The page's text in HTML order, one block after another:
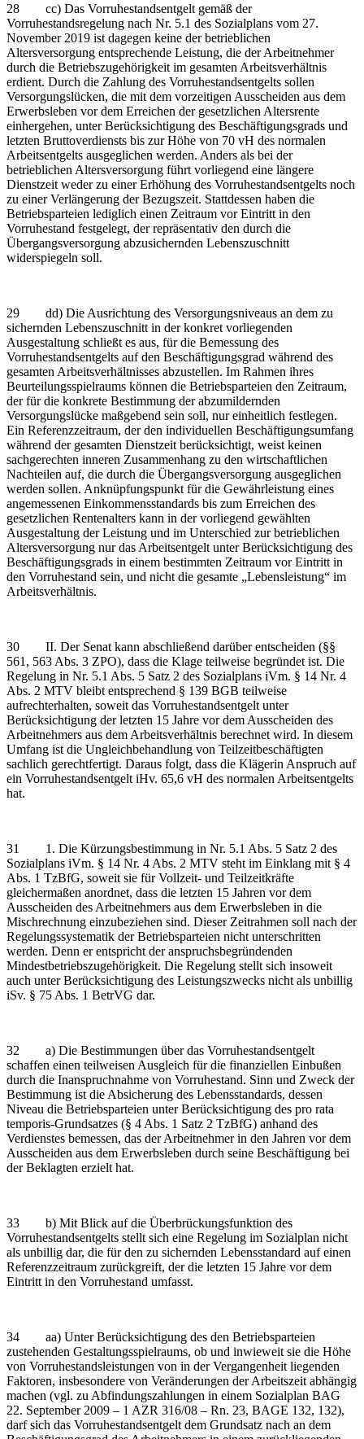
28 cc) Das Vorruhestandsentgelt gemäß der
Vorruhestandsregelung nach Nr. 5.1 des Sozialplans vom 27.
November 2019 ist dagegen keine der betrieblichen
Altersversorgung entsprechende Leistung, die der Arbeitnehmer
durch die Betriebszugehörigkeit im gesamten Arbeitsverhältnis
erdient. Durch die Zahlung des Vorruhestandsentgelts sollen
Versorgungslücken, die mit dem vorzeitigen Ausscheiden aus dem
Erwerbsleben vor dem Erreichen der gesetzlichen Altersrente
einhergehen, unter Berücksichtigung des Beschäftigungsgrads und
letzten Bruttoverdiensts bis zur Höhe von 70 vH des normalen
Arbeitsentgelts ausgeglichen werden. Anders als bei der
betrieblichen Altersversorgung führt vorliegend eine längere
Dienstzeit weder zu einer Erhöhung des Vorruhestandsentgelts noch
zu einer Verlängerung der Bezugszeit. Stattdessen haben die
Betriebsparteien lediglich einen Zeitraum vor Eintritt in den
Vorruhestand festgelegt, der repräsentativ den durch die
Übergangsversorgung abzusichernden Lebenszuschnitt
widerspiegeln soll.
29 dd) Die Ausrichtung des Versorgungsniveaus an dem zu
sichernden Lebenszuschnitt in der konkret vorliegenden
Ausgestaltung schließt es aus, für die Bemessung des
Vorruhestandsentgelts auf den Beschäftigungsgrad während des
gesamten Arbeitsverhältnisses abzustellen. Im Rahmen ihres
Beurteilungsspielraums können die Betriebsparteien den Zeitraum,
der für die konkrete Bestimmung der abzumildernden
Versorgungslücke maßgebend sein soll, nur einheitlich festlegen.
Ein Referenzzeitraum, der den individuellen Beschäftigungsumfang
während der gesamten Dienstzeit berücksichtigt, weist keinen
sachgerechten inneren Zusammenhang zu den wirtschaftlichen
Nachteilen auf, die durch die Übergangsversorgung ausgeglichen
werden sollen. Anknüpfungspunkt für die Gewährleistung eines
angemessenen Einkommensstandards bis zum Erreichen des
gesetzlichen Rentenalters kann in der vorliegend gewählten
Ausgestaltung der Leistung und im Unterschied zur betrieblichen
Altersversorgung nur das Arbeitsentgelt unter Berücksichtigung des
Beschäftigungsgrads in einem bestimmten Zeitraum vor Eintritt in
den Vorruhestand sein, und nicht die gesamte „Lebensleistung“ im
Arbeitsverhältnis.
30 II. Der Senat kann abschließend darüber entscheiden (§§
561, 563 Abs. 3 ZPO), dass die Klage teilweise begründet ist. Die
Regelung in Nr. 5.1 Abs. 5 Satz 2 des Sozialplans iVm. § 14 Nr. 4
Abs. 2 MTV bleibt entsprechend § 139 BGB teilweise
aufrechterhalten, soweit das Vorruhestandsentgelt unter
Berücksichtigung der letzten 15 Jahre vor dem Ausscheiden des
Arbeitnehmers aus dem Arbeitsverhältnis berechnet wird. In diesem
Umfang ist die Ungleichbehandlung von Teilzeitbeschäftigten
sachlich gerechtfertigt. Daraus folgt, dass die Klägerin Anspruch auf
ein Vorruhestandsentgelt iHv. 65,6 vH des normalen Arbeitsentgelts
hat.
31 1. Die Kürzungsbestimmung in Nr. 5.1 Abs. 5 Satz 2 des
Sozialplans iVm. § 14 Nr. 4 Abs. 2 MTV steht im Einklang mit § 4
Abs. 1 TzBfG, soweit sie für Vollzeit- und Teilzeitkräfte
gleichermaßen anordnet, dass die letzten 15 Jahren vor dem
Ausscheiden des Arbeitnehmers aus dem Erwerbsleben in die
Mischrechnung einzubeziehen sind. Dieser Zeitrahmen soll nach der
Regelungssystematik der Betriebsparteien nicht unterschritten
werden. Denn er entspricht der anspruchsbegründenden
Mindestbetriebszugehörigkeit. Die Regelung stellt sich insoweit
auch unter Berücksichtigung des Leistungszwecks nicht als unbillig
iSv. § 75 Abs. 1 BetrVG dar.
32 a) Die Bestimmungen über das Vorruhestandsentgelt
schaffen einen teilweisen Ausgleich für die finanziellen Einbußen
durch die Inanspruchnahme von Vorruhestand. Sinn und Zweck der
Bestimmung ist die Absicherung des Lebensstandards, dessen
Niveau die Betriebsparteien unter Berücksichtigung des pro rata
temporis-Grundsatzes (§ 4 Abs. 1 Satz 2 TzBfG) anhand des
Verdienstes bemessen, das der Arbeitnehmer in den Jahren vor dem
Ausscheiden aus dem Erwerbsleben durch seine Beschäftigung bei
der Beklagten erzielt hat.
33 b) Mit Blick auf die Überbrückungsfunktion des
Vorruhestandsentgelts stellt sich eine Regelung im Sozialplan nicht
als unbillig dar, die für den zu sichernden Lebensstandard auf einen
Referenzzeitraum zurückgreift, der die letzten 15 Jahre vor dem
Eintritt in den Vorruhestand umfasst.
34 aa) Unter Berücksichtigung des den Betriebsparteien
zustehenden Gestaltungsspielraums, ob und inwieweit sie die Höhe
von Vorruhestandsleistungen von in der Vergangenheit liegenden
Faktoren, insbesondere von Veränderungen der Arbeitszeit abhängig
machen (vgl. zu Abfindungszahlungen in einem Sozialplan BAG
22. September 2009 – 1 AZR 316/08 – Rn. 23, BAGE 132, 132),
darf sich das Vorruhestandsentgelt dem Grundsatz nach an dem